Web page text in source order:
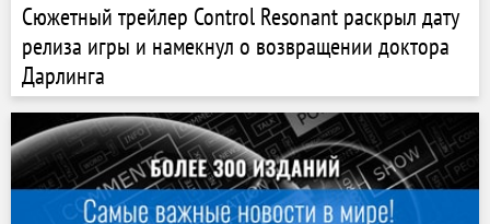
Сюжетный трейлер Control Resonant раскрыл дату
релиза игры и намекнул о возвращении доктора
Дарлинга